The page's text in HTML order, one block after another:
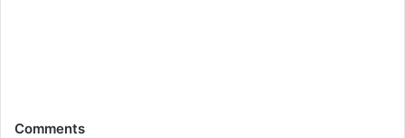
Comments